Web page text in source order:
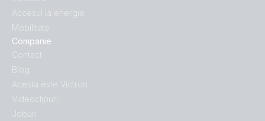
Accesul la energie
Mobilitate
Companie
Contact
Blog
Acesta este Victron
Videoclipuri
Joburi